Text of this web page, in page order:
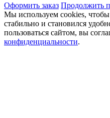
Оформить заказ Продолжить
Мы используем cookies, чтобы
стабильно и становился
пользоваться сайтом, вы
конфиденциальности.